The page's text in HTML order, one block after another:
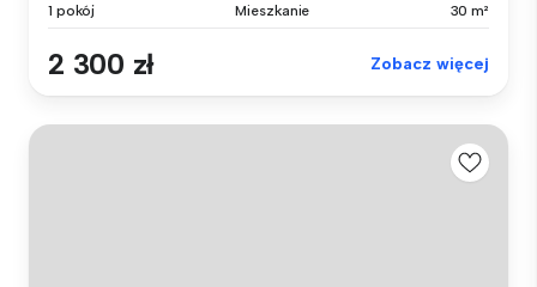
1 pokój Mieszkanie 30 m²
2 300 zł Zobacz więcej